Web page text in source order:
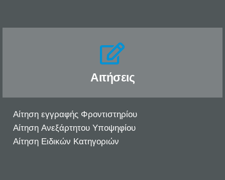
Αιτήσεις
Αίτηση εγγραφής Φροντιστηρίου
Αίτηση Ανεξάρτητου Υποψηφίου
Αίτηση Ειδικών Κατηγοριών